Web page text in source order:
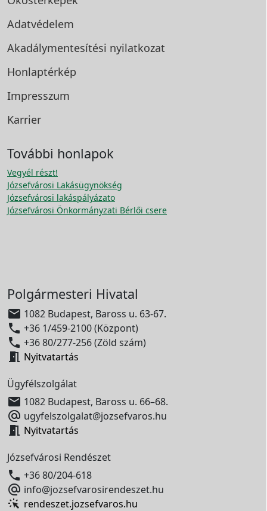
Adatvédelem
Akadálymentesítési nyilatkozat
Honlaptérkép
Impresszum
Karrier
További honlapok
Vegyél részt!
Józsefvárosi Lakásügynökség
Józsefvárosi lakáspályázato
Józsefvárosi Önkormányzati Bérlői csere
Polgármesteri Hivatal
 1082 Budapest, Baross u. 63-67.
 +36 1/459-2100 (Központ)
 +36 80/277-256 (Zöld szám)
 Nyitvatartás
Ügyfélszolgálat
 1082 Budapest, Baross u. 66–68.
 ugyfelszolgalat@jozsefvaros.hu
 Nyitvatartás
Józsefvárosi Rendészet
 +36 80/204-618
 info@jozsefvarosirendeszet.hu
rendeszet.jozsefvaros.hu